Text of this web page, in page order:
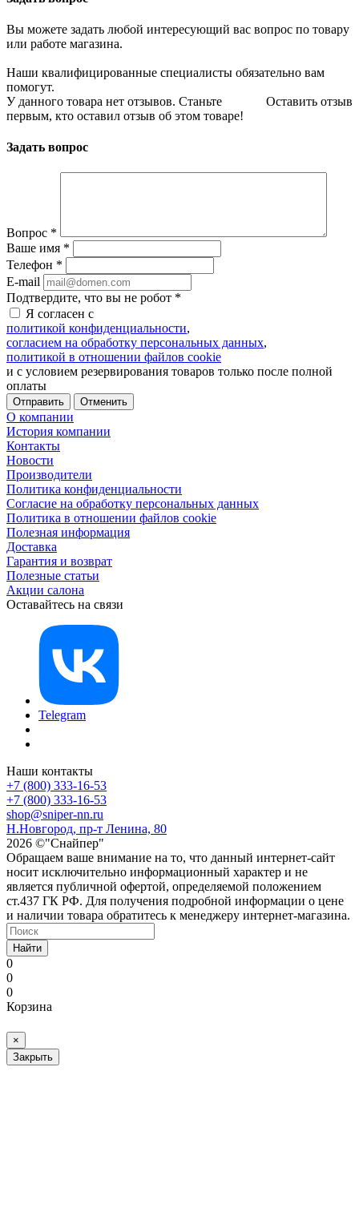
Вы можете задать любой интересующий вас вопрос по товару
или работе магазина.
Наши квалифицированные специалисты обязательно вам
помогут.
Оставить отзыв
У данного товара нет отзывов. Станьте
первым, кто оставил отзыв об этом товаре!
Задать вопрос
Вопрос *
Ваше имя *
Телефон *
E-mail
Подтвердите, что вы не робот *
Я согласен с
политикой конфиденциальности,
согласием на обработку персональных данных,
политикой в отношении файлов cookie
и с условием резервирования товаров только после полной
оплаты
Отменить
О компании
История компании
Контакты
Новости
Производители
Политика конфиденциальности
Согласие на обработку персональных данных
Политика в отношении файлов cookie
Полезная информация
Доставка
Гарантия и возврат
Полезные статьи
Акции салона
Оставайтесь на связи
Telegram
Наши контакты
+7 (800) 333-16-53
+7 (800) 333-16-53
shop@sniper-nn.ru
Н.Новгород, пр-т Ленина, 80
2026 ©"Снайпер"
Обращаем ваше внимание на то, что данный интернет-сайт
носит исключительно информационный характер и не
является публичной офертой, определяемой положением
ст.437 ГК РФ. Для получения подробной информации о цене
и наличии товара обратитесь к менеджеру интернет-магазина.
Найти
0
0
0
Корзина
×
Закрыть